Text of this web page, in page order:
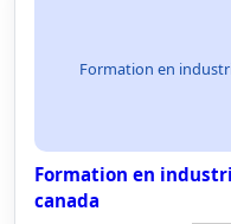
Formation en
Formation en
canada